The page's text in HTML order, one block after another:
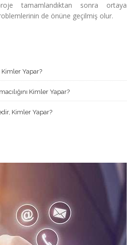
tamamlandıktan sonra ortaya
de önüne geçilmiş olur.
Kimler Yapar?
Kimler Yapar?
Kimler Yapar?